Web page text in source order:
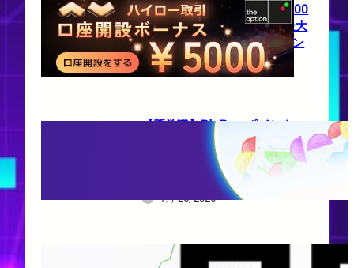
【theoption】口座開設で5,000
円！さらに仮想通貨入金で最大
10%還元の超豪華キャンペーン
1月 27, 2026
【新常識】BigBossポイント
（BBP）を使い倒せ！取引のた
びに還元される豪華特典のすべ
1月 26, 2026